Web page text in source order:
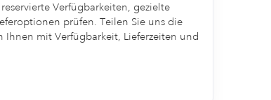
Verfügbarkeiten, gezielte
prüfen. Teilen Sie uns die
mit Verfügbarkeit, Lieferzeiten und